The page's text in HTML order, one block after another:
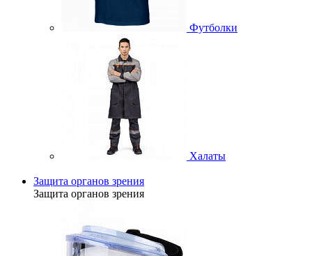
Футболки
Халаты
Защита органов зрения
Защита органов зрения